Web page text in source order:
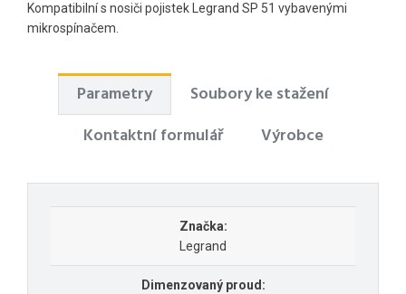
Kompatibilní s nosiči pojistek Legrand SP 51 vybavenými
mikrospínačem.
Parametry
Soubory ke stažení
Kontaktní formulář
Výrobce
Značka:
Legrand
Dimenzovaný proud: